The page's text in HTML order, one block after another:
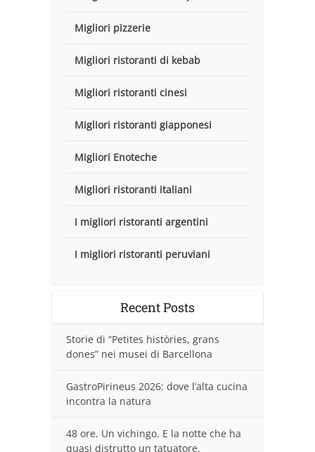
Migliori pizzerie
Migliori ristoranti di kebab
Migliori ristoranti cinesi
Migliori ristoranti giapponesi
Migliori Enoteche
Migliori ristoranti italiani
I migliori ristoranti argentini
I migliori ristoranti peruviani
Recent Posts
Storie di “Petites històries, grans
dones” nei musei di Barcellona
GastroPirineus 2026: dove l’alta cucina
incontra la natura
48 ore. Un vichingo. E la notte che ha
quasi distrutto un tatuatore.